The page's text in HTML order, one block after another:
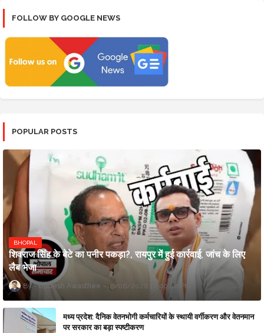
FOLLOW BY GOOGLE NEWS
POPULAR POSTS
BHOPAL
शिवराज सिंह के बेटे का पनीर पकड़ा?, रायपुर में हुई कार्रवाई, जांच के लिए
लैब भेजा
Updesh Awasthee 8/06/2026 10:09:00 PM
मध्य प्रदेश: दैनिक वेतनभोगी कर्मचारियों के स्थायी वर्गीकरण और वेतनमान
पर सरकार का बड़ा स्पष्टीकरण